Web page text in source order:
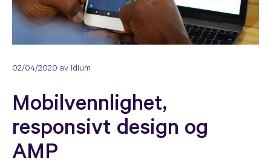
02/04/2020 av Idium
Mobilvennlighet,
responsivt design og
AMP